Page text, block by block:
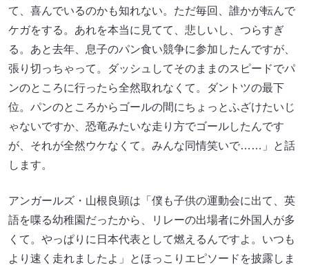
て、喜んでいるのかも知れない。ただ毎回、誰かが転んで
ケガをする。あれを本当に見てて、悲しいし、つらすぎ
る。あと去年、息子のパン食い競争に参加したんですが、
張り切っちゃって。ダッシュしてそのままのスピードでパ
ンのところに行ったら全然取れなくて。ダントツの最下
位。パンのところからゴールの間にちょっとふざけたいじ
ゃないですか、恐竜みたいな走り方でゴールしたんです
が、それが全然ウケなくて。みんな同情笑いで……」と話
します。
アンガールズ・山根良顕は「僕も子供の運動会に出て、英
語を喋る幼稚園だったから、リレーの出場者に外国人が多
くて。やっぱりに日本代表として燃えるんですよ。いつも
より速く走れましたよ」とほっこりエピソードを披露しま